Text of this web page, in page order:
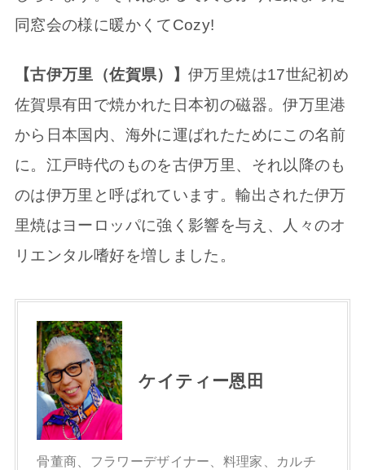
同窓会の様に暖かくてCozy!
【古伊万里（佐賀県）】伊万里焼は17世紀初め
佐賀県有田で焼かれた日本初の磁器。伊万里港
から日本国内、海外に運ばれたためにこの名前
に。江戸時代のものを古伊万里、それ以降のも
のは伊万里と呼ばれています。輸出された伊万
里焼はヨーロッパに強く影響を与え、人々のオ
リエンタル嗜好を増しました。
ケイティー恩田
骨董商、フラワーデザイナー、料理家、カルチ